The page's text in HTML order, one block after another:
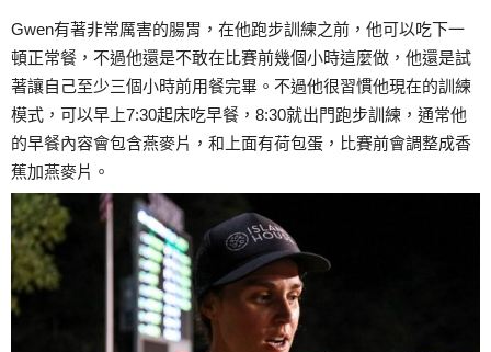
Gwen有著非常厲害的腸胃，在他跑步訓練之前，他可以吃下一
頓正常餐，不過他還是不敢在比賽前幾個小時這麼做，他還是試
著讓自己至少三個小時前用餐完畢。不過他很習慣他現在的訓練
模式，可以早上7:30起床吃早餐，8:30就出門跑步訓練，通常他
的早餐內容會包含燕麥片，和上面有荷包蛋，比賽前會調整成香
蕉加燕麥片。